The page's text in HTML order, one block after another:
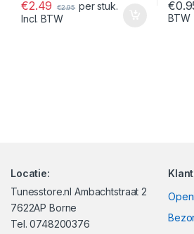
€2.49 €2.95 per stuk.
Incl. BTW
€
BTW
Locatie:
Tunesstore.nl Ambachtstraat 2
7622AP Borne
Tel. 0748200376